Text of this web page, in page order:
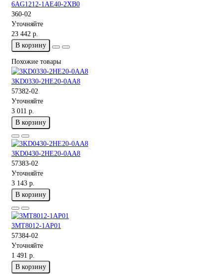
6AG1212-1AE40-2XB0
360-02
Уточняйте
23 442 р.
В корзину
Похожие товары
3KD0330-2HE20-0AA8
57382-02
Уточняйте
3 011 р.
В корзину
3KD0430-2HE20-0AA8
57383-02
Уточняйте
3 143 р.
В корзину
3MT8012-1AP01
57384-02
Уточняйте
1 491 р.
В корзину